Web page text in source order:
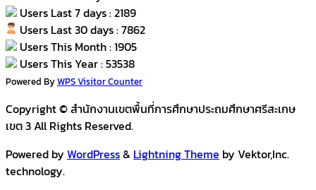
Users Last 7 days : 2189
Users Last 30 days : 7862
Users This Month : 1905
Users This Year : 53538
Powered ByWPS Visitor Counter
Copyright © สำนักงานเขตพื้นที่การศึกษาประถมศึกษาศรีสะเกษ
เขต 3 All Rights Reserved.
Powered by WordPress& Lightning Theme by Vektor,Inc.
technology.